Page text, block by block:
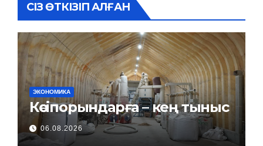
СІЗ ӨТКІЗІП АЛҒАН
ЭКОНОМИКА
Кәсіпорындарға – кең тыныс
06.08.2026